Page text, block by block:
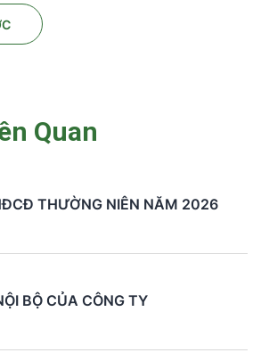
Quan
THƯỜNG NIÊN NĂM 2026
BỘ CỦA CÔNG TY